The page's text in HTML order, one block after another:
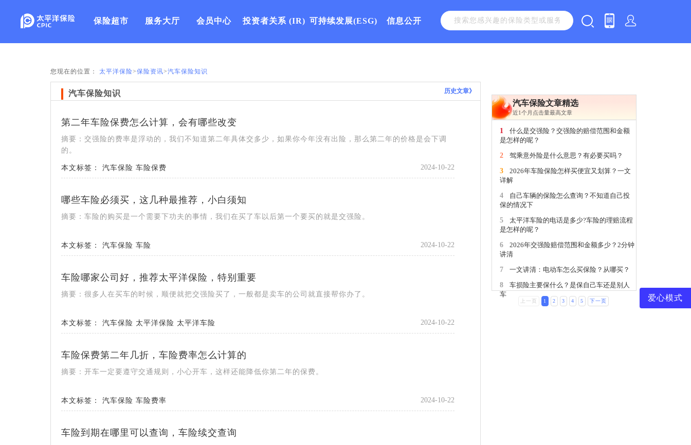
保险超市 服务大厅 会员中心 投资者关系 (IR) 可持续发展(ESG) 信息公开
您现在的位置： 太平洋保险>保险资讯>汽车保险知识
汽车保险知识 历史文章》
第二年车险保费怎么计算，会有哪些改变
摘要：交强险的费率是浮动的，我们不知道第二年具体交多少，如果你今年没有出险，那么第二年的价格是会下调
的。
本文标签： 汽车保险 车险保费 2024-10-22
哪些车险必须买，这几种最推荐，小白须知
摘要：车险的购买是一个需要下功夫的事情，我们在买了车以后第一个要买的就是交强险。
本文标签： 汽车保险 车险 2024-10-22
车险哪家公司好，推荐太平洋保险，特别重要
摘要：很多人在买车的时候，顺便就把交强险买了，一般都是卖车的公司就直接帮你办了。
本文标签： 汽车保险 太平洋保险 太平洋车险 2024-10-22
车险保费第二年几折，车险费率怎么计算的
摘要：开车一定要遵守交通规则，小心开车，这样还能降低你第二年的保费。
本文标签： 汽车保险 车险费率 2024-10-22
车险到期在哪里可以查询，车险续交查询
汽车保险文章精选
近1个月点击量最高文章
1
什么是交强险？交强险的赔偿范围和金额
是怎样的呢？
2
驾乘意外险是什么意思？有必要买吗？
3
2026年车险保险怎样买便宜又划算？一文
详解
4
自己车辆的保险怎么查询？不知道自己投
保的情况下
5
太平洋车险的电话是多少?车险的理赔流程
是怎样的呢？
6
2026年交强险赔偿范围和金额多少？2分钟
讲清
7
一文讲清：电动车怎么买保险？从哪买？
8
车损险主要保什么？是保自己车还是别人
车
上一页 1 2 3 4 5 下一页 爱心模式